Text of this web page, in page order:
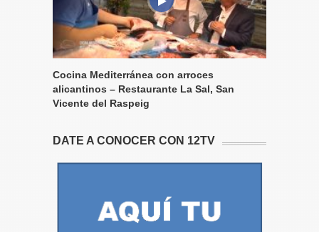
Cocina Mediterránea con arroces
alicantinos – Restaurante La Sal, San
Vicente del Raspeig
DATE A CONOCER CON 12TV